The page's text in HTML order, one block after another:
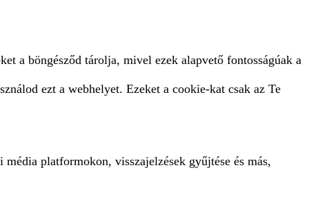
a böngésződ tárolja, mivel ezek alapvető fontosságúak a
ezt a webhelyet. Ezeket a cookie-kat csak az Te
platformokon, visszajelzések gyűjtése és más,